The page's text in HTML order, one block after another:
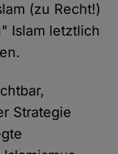
(zu Recht!)
Islam letztlich
Strategie